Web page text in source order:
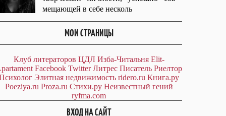
мещающей в себе несколь
МОИ СТРАНИЦЫ
Клуб литераторов ЦДЛ Изба-Читальня Elit-
Facebook Twitter Литрес Писатель Риелтор
Элитная недвижимость ridero.ru Книга.ру
Poeziya.ru Proza.ru Стихи.ру Неизвестный гений
ryfma.com
ВХОД НА САЙТ